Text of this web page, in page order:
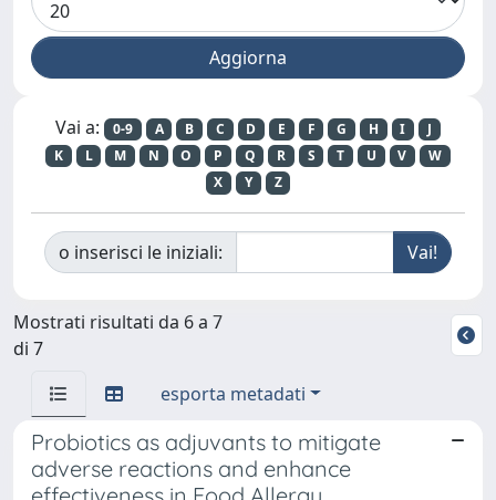
Vai a: 0-9 A B C D E F G H I
J
K
L M N O P Q R S T U V
W
X
Y Z
o inserisci le iniziali:
Mostrati risultati da 6 a 7
di 7
esporta metadati
Probiotics as adjuvants to mitigate
adverse reactions and enhance